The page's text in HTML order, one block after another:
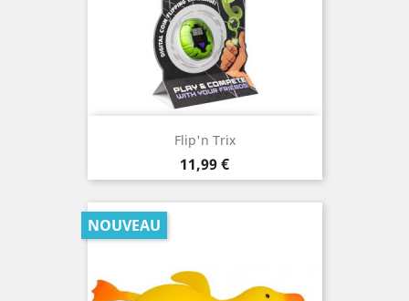
Flip'n Trix
Prix
11,99 €
NOUVEAU